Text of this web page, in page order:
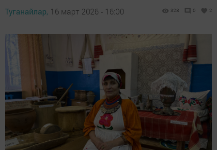
Туганайлар, 16 март 2026 - 16:00 328 0 2